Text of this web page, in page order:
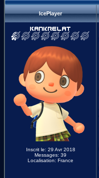
IcePlayer
Inscrit le: 29 Avr 2018
Messages: 39
Localisation: France